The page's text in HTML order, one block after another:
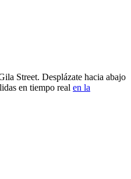
Street. Desplázate hacia abajo
en tiempo real en la